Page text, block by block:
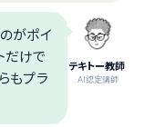
テキトー教師
.AI認定講師
がポイ
だけで
もプラ